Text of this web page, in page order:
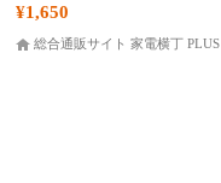
¥1,650
総合通販サイト 家電横丁 PLUS